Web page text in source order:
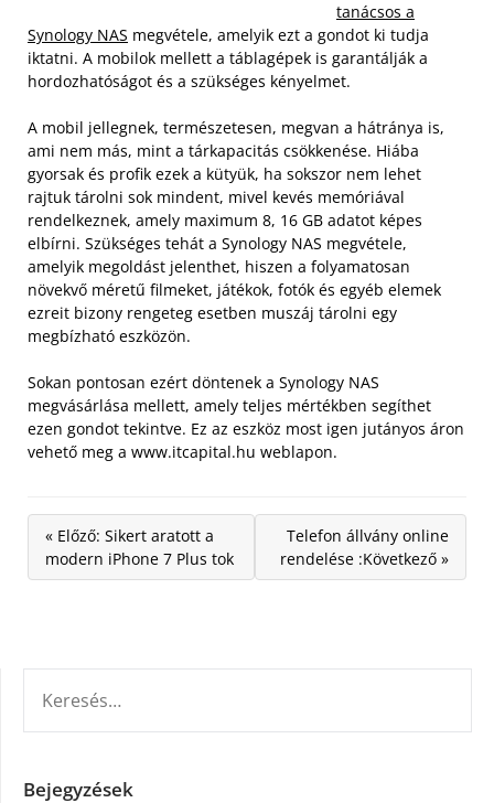
tanácsos a
Synology NAS megvétele, amelyik ezt a gondot ki tudja
iktatni. A mobilok mellett a táblagépek is garantálják a
hordozhatóságot és a szükséges kényelmet.
A mobil jellegnek, természetesen, megvan a hátránya is,
ami nem más, mint a tárkapacitás csökkenése. Hiába
gyorsak és profik ezek a kütyük, ha sokszor nem lehet
rajtuk tárolni sok mindent, mivel kevés memóriával
rendelkeznek, amely maximum 8, 16 GB adatot képes
elbírni. Szükséges tehát a Synology NAS megvétele,
amelyik megoldást jelenthet, hiszen a folyamatosan
növekvő méretű filmeket, játékok, fotók és egyéb elemek
ezreit bizony rengeteg esetben muszáj tárolni egy
megbízható eszközön.
Sokan pontosan ezért döntenek a Synology NAS
megvásárlása mellett, amely teljes mértékben segíthet
ezen gondot tekintve. Ez az eszköz most igen jutányos áron
vehető meg a www.itcapital.hu weblapon.
« Előző: Sikert aratott a
modern iPhone 7 Plus tok
Telefon állvány online
rendelése :Következő »
Bejegyzések